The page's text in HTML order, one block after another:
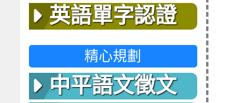
英語單字認證
精心規劃
中平語文徵文